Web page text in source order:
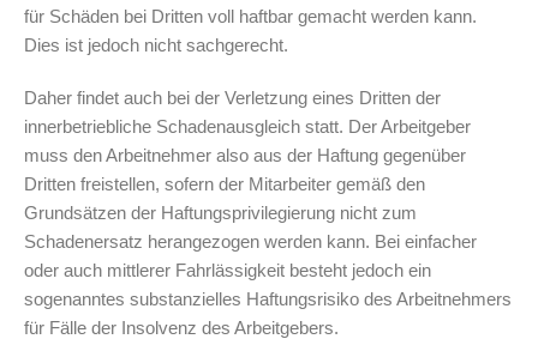
für Schäden bei Dritten voll haftbar gemacht werden kann.
Dies ist jedoch nicht sachgerecht.
Daher findet auch bei der Verletzung eines Dritten der
innerbetriebliche Schadenausgleich statt. Der Arbeitgeber
muss den Arbeitnehmer also aus der Haftung gegenüber
Dritten freistellen, sofern der Mitarbeiter gemäß den
Grundsätzen der Haftungsprivilegierung nicht zum
Schadenersatz herangezogen werden kann. Bei einfacher
oder auch mittlerer Fahrlässigkeit besteht jedoch ein
sogenanntes substanzielles Haftungsrisiko des Arbeitnehmers
für Fälle der Insolvenz des Arbeitgebers.